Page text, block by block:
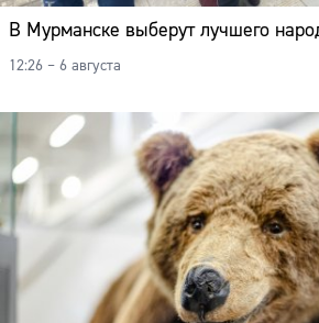
В Мурманске выберут лучшего
12:26 – 6 августа